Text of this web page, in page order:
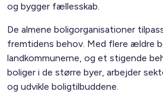
og bygger fællesskab.
De almene boligorganisationer
fremtidens behov. Med flere ældre
landkommunerne, og et stigende
boliger i de større byer, arbejder
og udvikle boligtilbuddene.